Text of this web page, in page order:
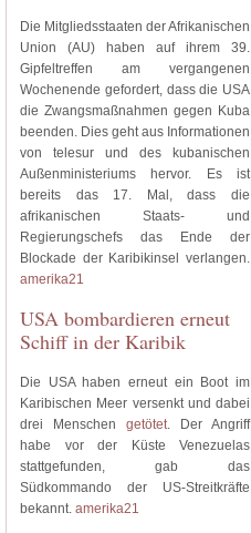
Die Mitgliedsstaaten der Afrikanischen
Union (AU) haben auf ihrem 39.
Gipfeltreffen am vergangenen
Wochenende gefordert, dass die USA
die Zwangsmaßnahmen gegen Kuba
beenden. Dies geht aus Informationen
von telesur und des kubanischen
Außenministeriums hervor. Es ist
bereits das 17. Mal, dass die
afrikanischen Staats- und
Regierungschefs das Ende der
Blockade der Karibikinsel verlangen.
amerika21
USA bombardieren erneut
Schiff in der Karibik
Die USA haben erneut ein Boot im
Karibischen Meer versenkt und dabei
drei Menschen getötet. Der Angriff
habe vor der Küste Venezuelas
stattgefunden, gab das
Südkommando der US-Streitkräfte
bekannt. amerika21